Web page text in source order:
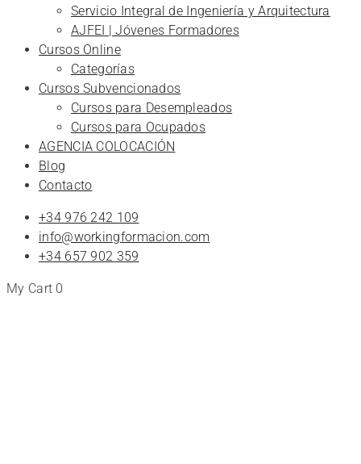
Servicio Integral de Ingeniería y Arquitectura
AJFEI | Jóvenes Formadores
Cursos Online
Categorías
Cursos Subvencionados
Cursos para Desempleados
Cursos para Ocupados
AGENCIA COLOCACIÓN
Blog
Contacto
+34 976 242 109
info@workingformacion.com
+34 657 902 359
My Cart 0